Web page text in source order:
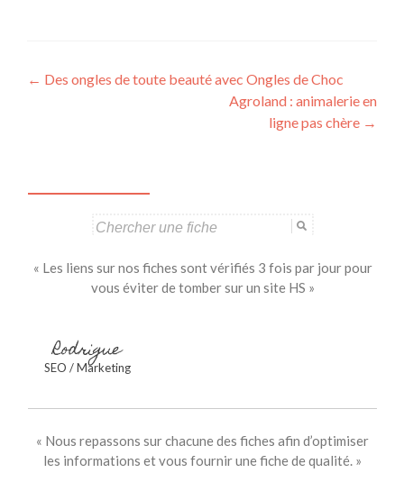
Navigation
← Des ongles de toute beauté avec Ongles de Choc
Agroland : animalerie en
ligne pas chère →
« Les liens sur nos fiches sont vérifiés 3 fois par jour pour
vous éviter de tomber sur un site HS »
Rodrigue
SEO / Marketing
« Nous repassons sur chacune des fiches afin d’optimiser
les informations et vous fournir une fiche de qualité. »